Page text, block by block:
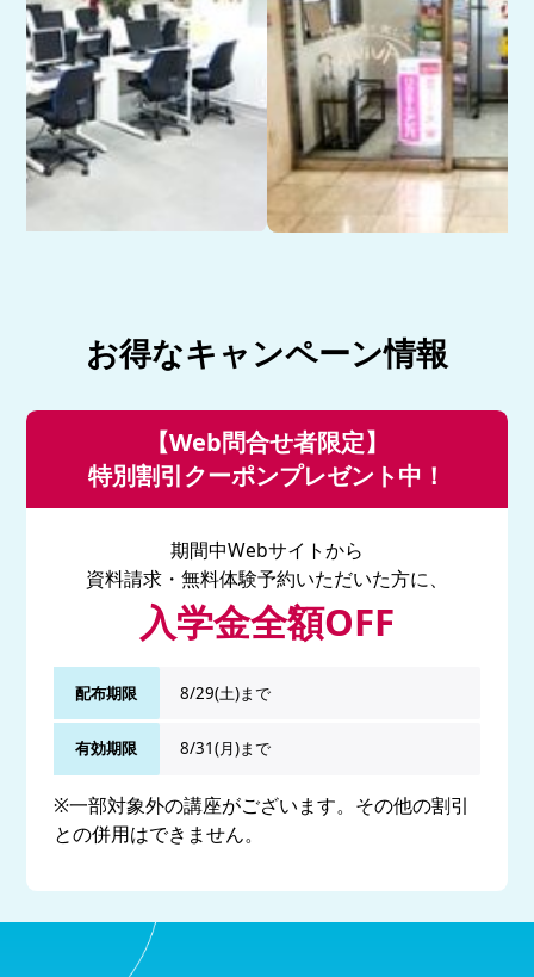
お得なキャンペーン情報
【Web問合せ者限定】
特別割引クーポンプレゼント中！
期間中Webサイトから
資料請求・無料体験予約いただいた方に、
入学金全額OFF
配布期限 8/29(土)まで
有効期限 8/31(月)まで
※一部対象外の講座がございます。その他の割引
との併用はできません。